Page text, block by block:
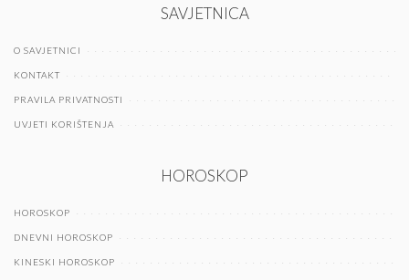
SAVJETNICA
O SAVJETNICI
KONTAKT
PRAVILA PRIVATNOSTI
UVJETI KORIŠTENJA
HOROSKOP
HOROSKOP
DNEVNI HOROSKOP
KINESKI HOROSKOP